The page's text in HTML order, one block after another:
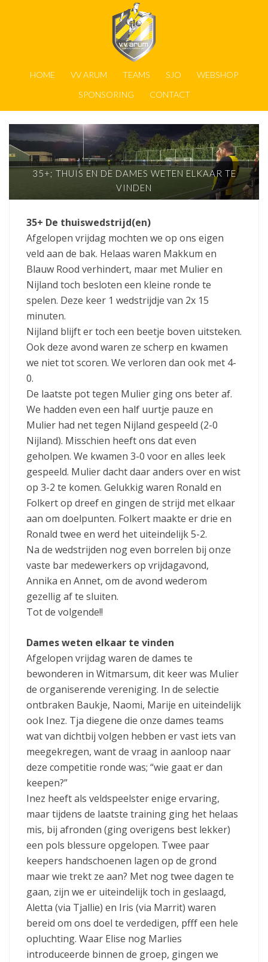
HOME VV ARUM TEAMS SJO
WEBSHOP
SPONSORING
CONTACT
35+; THUIS EN DE DAMES WETEN ELKAAR TE
VINDEN
35+ De thuiswedstrijd(en)
Afgelopen vrijdag mochten we op ons eigen
veld aan de bak. Helaas waren Makkum en
Blauw Rood verhindert, maar met Mulier en
Nijland toch besloten een kleine ronde te
spelen. Deze keer 1 wedstrijdje van 2x 15
minuten.
Nijland blijft er toch een beetje boven uitsteken.
Ook deze avond waren ze scherp en kwamen
we niet tot scoren. We verloren dan ook met 4-
0.
De laatste pot tegen Mulier ging ons beter af.
We hadden even een half uurtje pauze en
Mulier had net tegen Nijland gespeeld (2-0
Nijland). Misschien heeft ons dat even
geholpen. We kwamen 3-0 voor en alles leek
gespeeld. Mulier dacht daar anders over en wist
op 3-2 te komen. Gelukkig waren Ronald en
Folkert op dreef en gingen de strijd met elkaar
aan om doelpunten. Folkert maakte er drie en
Ronald twee en werd het uiteindelijk 5-2.
Na de wedstrijden nog even borrelen bij onze
vaste bar medewerkers op vrijdagavond,
Annika en Annet, om de avond wederom
gezellig af te sluiten.
Tot de volgende!!
Dames weten elkaar te vinden
Afgelopen vrijdag waren de dames te
bewonderen in Witmarsum, dit keer was Mulier
de organiserende vereniging. In de selectie
ontbraken Baukje, Naomi, Marije en uiteindelijk
ook Inez. Tja diegene die onze dames teams
wat van dichtbij volgen hebben er vast iets van
meegekregen, want de vraag in aanloop naar
deze competitie ronde was; “wie gaat er dan
keepen?”
Inez heeft als veldspeelster enige ervaring,
maar tijdens de laatste training ging het helaas
mis, bij afronden (ging overigens best lekker)
een pols blessure opgelopen. Twee paar
keepers handschoenen lagen op de grond
maar wie trekt ze aan? Met nog twee dagen te
gaan, zijn we er uiteindelijk toch in geslaagd,
Aletta (via Tjallie) en Iris (via Marrit) waren
bereid om ons doel te verdedigen, pfff een hele
opluchting. Waar Elise nog Marlies
introduceerde binnen de groep, gingen we